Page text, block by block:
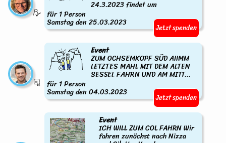
24.3.2023 findet um
für 1 Person
Samstag den 25.03.2023 Jetzt spenden
Event
ZUM OCHSEMKOPF SÜD AIIMM
LETZTES MAHL MIT DEM ALTEN
SESSEL FAHRN UND AM MITT...
für 1 Person
Samstag den 04.03.2023 Jetzt spenden
Event
ICH WILL ZUM COL FAHRN Wir
fahren zunächst nach Nizza